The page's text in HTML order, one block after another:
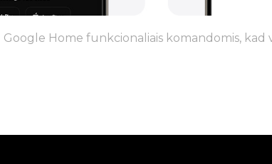
Google Home funkcionaliais komandomis,